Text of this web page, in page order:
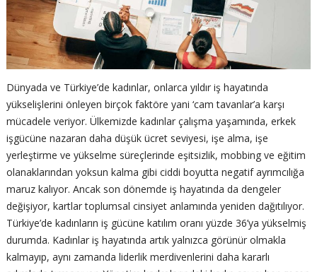
Dünyada ve Türkiye’de kadınlar, onlarca yıldır iş hayatında
yükselişlerini önleyen birçok faktöre yani ‘cam tavanlar’a karşı
mücadele veriyor. Ülkemizde kadınlar çalışma yaşamında, erkek
işgücüne nazaran daha düşük ücret seviyesi, işe alma, işe
yerleştirme ve yükselme süreçlerinde eşitsizlik, mobbing ve eğitim
olanaklarından yoksun kalma gibi ciddi boyutta negatif ayrımcılığa
maruz kalıyor. Ancak son dönemde iş hayatında da dengeler
değişiyor, kartlar toplumsal cinsiyet anlamında yeniden dağıtılıyor.
Türkiye’de kadınların iş gücüne katılım oranı yüzde 36’ya yükselmiş
durumda. Kadınlar iş hayatında artık yalnızca görünür olmakla
kalmayıp, aynı zamanda liderlik merdivenlerini daha kararlı